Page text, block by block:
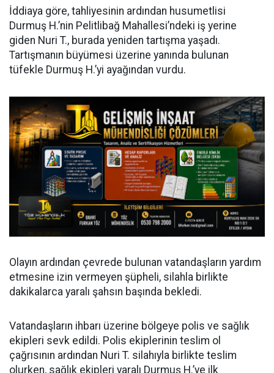
İddiaya göre, tahliyesinin ardından husumetlisi
Durmuş H.’nin Pelitlibağ Mahallesi’ndeki iş yerine
giden Nuri T., burada yeniden tartışma yaşadı.
Tartışmanın büyümesi üzerine yanında bulunan
tüfekle Durmuş H.’yi ayağından vurdu.
Olayın ardından çevrede bulunan vatandaşların yardım
etmesine izin vermeyen şüpheli, silahla birlikte
dakikalarca yaralı şahsın başında bekledi.
Vatandaşların ihbarı üzerine bölgeye polis ve sağlık
ekipleri sevk edildi. Polis ekiplerinin teslim ol
çağrısının ardından Nuri T. silahıyla birlikte teslim
olurken, sağlık ekipleri yaralı Durmuş H.’ye ilk